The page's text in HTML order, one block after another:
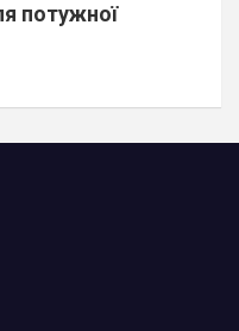
потужної